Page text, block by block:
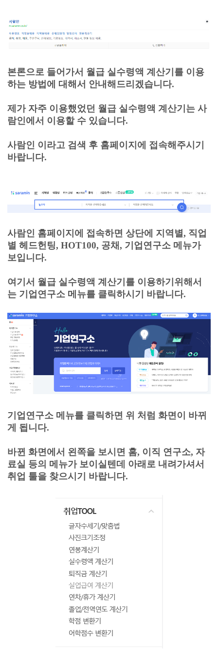
본론으로 들어가서 월급 실수령액 계산기를 이용
하는 방법에 대해서 안내해드리겠습니다.
제가 자주 이용했었던 월급 실수령액 계산기 는 사
람인에서 이용할 수 있습니다.
사람인 이라고 검색 후 홈페이지에 접속해주시기
바랍니다.
사람인 홈페이지에 접속하면 상단에 지역별, 직업
별 헤드헌팅, HOT100, 공채, 기업연구소 메뉴가
보입니다.
여기서 월급 실수령액 계산기를 이용하기위해서
는 기업연구소 메뉴를 클릭하시기 바랍니다.
기업연구소 메뉴를 클릭하면 위 처럼 화면이 바뀌
게 됩니다.
바뀐 화면에서 왼쪽을 보시면 홈, 이직 연구소, 자
료실 등의 메뉴가 보이실텐데 아래로 내려가셔서
취업 툴을 찾으시기 바랍니다.